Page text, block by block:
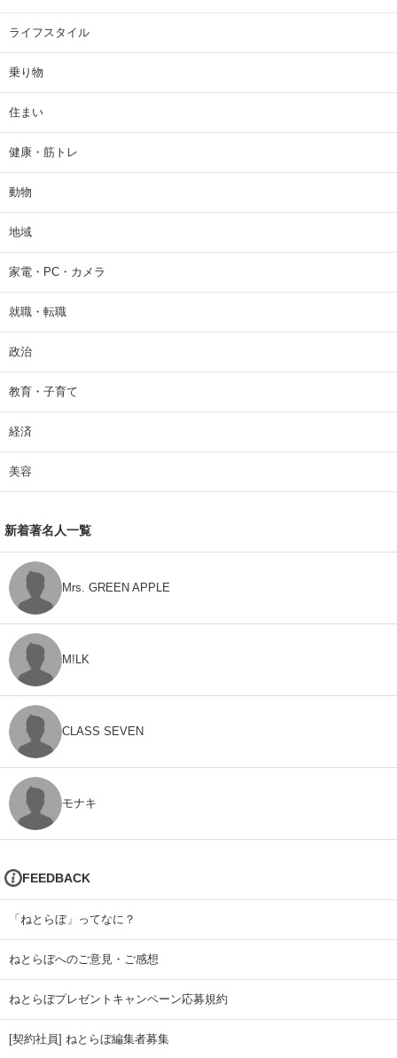
ライフスタイル
乗り物
住まい
健康・筋トレ
動物
地域
家電・PC・カメラ
就職・転職
政治
教育・子育て
経済
美容
新着著名人一覧
Mrs. GREEN APPLE
M!LK
CLASS SEVEN
モナキ
FEEDBACK
「ねとらぼ」ってなに？
ねとらぼへのご意見・ご感想
ねとらぼプレゼントキャンペーン応募規約
[契約社員] ねとらぼ編集者募集